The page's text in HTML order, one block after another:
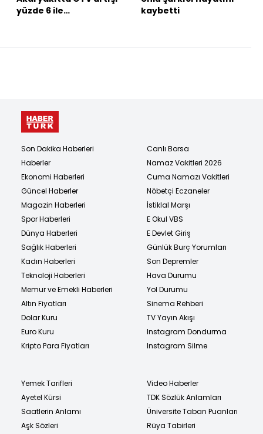
yüzde 6 ile
kaybetti
Son Dakika Haberleri
Haberler
Ekonomi Haberleri
Güncel Haberler
Magazin Haberleri
Spor Haberleri
Dünya Haberleri
Sağlık Haberleri
Kadın Haberleri
Teknoloji Haberleri
Memur ve Emekli Haberleri
Altın Fiyatları
Dolar Kuru
Euro Kuru
Kripto Para Fiyatları
Canlı Borsa
Namaz Vakitleri 2026
Cuma Namazı Vakitleri
Nöbetçi Eczaneler
İstiklal Marşı
E Okul VBS
E Devlet Giriş
Günlük Burç Yorumları
Son Depremler
Hava Durumu
Yol Durumu
Sinema Rehberi
TV Yayın Akışı
Instagram Dondurma
Instagram Silme
Yemek Tarifleri
Ayetel Kürsi
Saatlerin Anlamı
Aşk Sözleri
Video Haberler
TDK Sözlük Anlamları
Üniversite Taban Puanları
Rüya Tabirleri